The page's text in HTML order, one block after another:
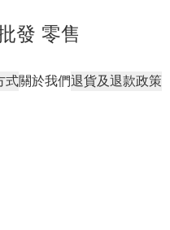
發 零售
式關於我們退貨及退款政策